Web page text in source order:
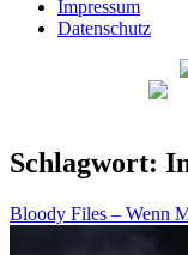
Impressum
Datenschutz
Schlagwort:
Bloody Files – Wenn